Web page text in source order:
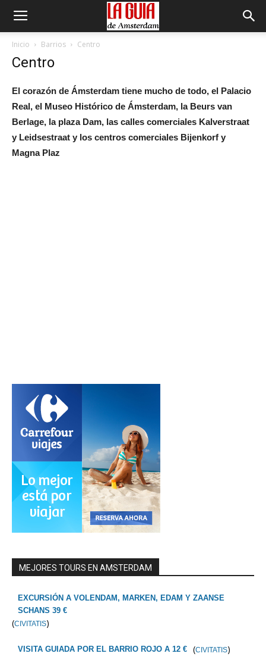
Inicio Barrios Centro
Centro
El corazón de Ámsterdam tiene mucho de todo, el Palacio
Real, el Museo Histórico de Ámsterdam, la Beurs van
Berlage, la plaza Dam, las calles comerciales Kalverstraat
y Leidsestraat y los centros comerciales Bijenkorf y
Magna Plaz
MEJORES TOURS EN AMSTERDAM
EXCURSIÓN A VOLENDAM, MARKEN, EDAM Y ZAANSE
SCHANS 39 €
(CIVITATIS)
VISITA GUIADA POR EL BARRIO ROJO A 12 € (CIVITATIS)